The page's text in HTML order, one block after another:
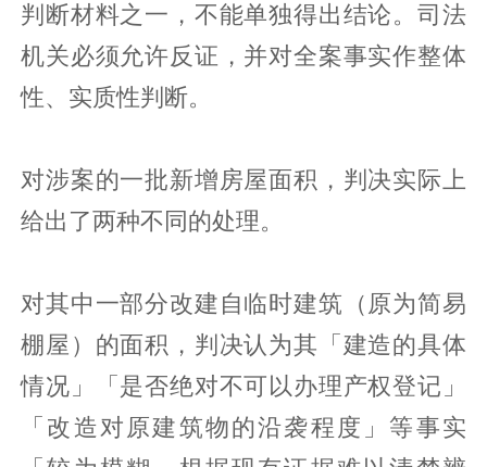
判断材料之一，不能单独得出结论。司法
机关必须允许反证，并对全案事实作整体
性、实质性判断。
对涉案的一批新增房屋面积，判决实际上
给出了两种不同的处理。
对其中一部分改建自临时建筑（原为简易
棚屋）的面积，判决认为其「建造的具体
情况」「是否绝对不可以办理产权登记」
「改造对原建筑物的沿袭程度」等事实